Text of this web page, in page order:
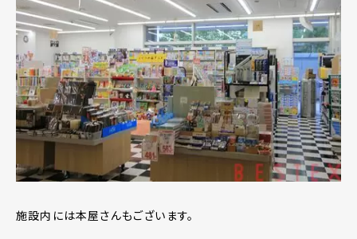
施設内には本屋さんもございます。